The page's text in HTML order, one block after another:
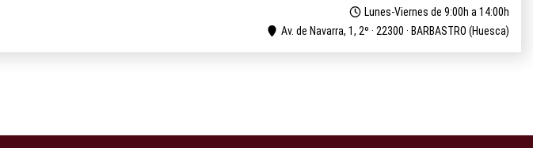
Lunes-Viernes de 9:00h a 14:00h
Av. de Navarra, 1, 2º · 22300 · BARBASTRO (Huesca)